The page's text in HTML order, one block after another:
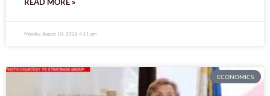
Monday, August 10, 2026 4:11 pm
ECONOMICS